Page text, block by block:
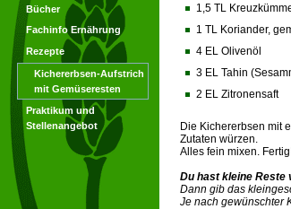
Bücher
Fachinfo Ernährung
Rezepte
Kichererbsen-Aufstrich
mit Gemüseresten
Praktikum und
Stellenangebot
1,5 TL
1 TL Koriander,
4 EL Olivenöl
3 EL Tahin
2 EL Zitronensaft
Die Kichererbsen mit
Zutaten würzen.
Alles fein mixen.
Du hast kleine Reste
Dann gib das
Je nach gewünschter